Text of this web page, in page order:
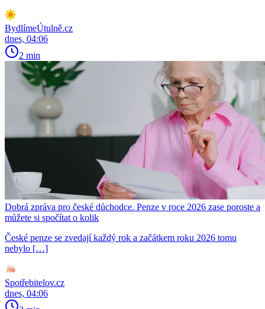
BydlímeÚtulně.cz
dnes, 04:06
2 min
Dobrá zpráva pro české důchodce. Penze v roce 2026 zase poroste a
můžete si spočítat o kolik
České penze se zvedají každý rok a začátkem roku 2026 tomu
nebylo […]
Spotřebitelov.cz
dnes, 04:06